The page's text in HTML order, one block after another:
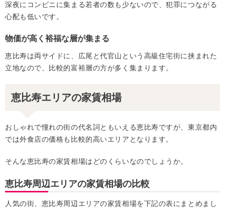
深夜にコンビニに集まる若者の数も少ないので、犯罪につながる
心配も低いです。
物価が高く裕福な層が集まる
恵比寿は両サイドに、広尾と代官山という高級住宅街に挟まれた
立地なので、比較的富裕層の方が多く集まります。
恵比寿エリアの家賃相場
おしゃれで憧れの街の代名詞ともいえる恵比寿ですが、東京都内
では外食店の価格も比較的高いエリアとなります。
そんな恵比寿の家賃相場はどのくらいなのでしょうか。
恵比寿周辺エリアの家賃相場の比較
人気の街、恵比寿周辺エリアの家賃相場を下記の表にまとめまし